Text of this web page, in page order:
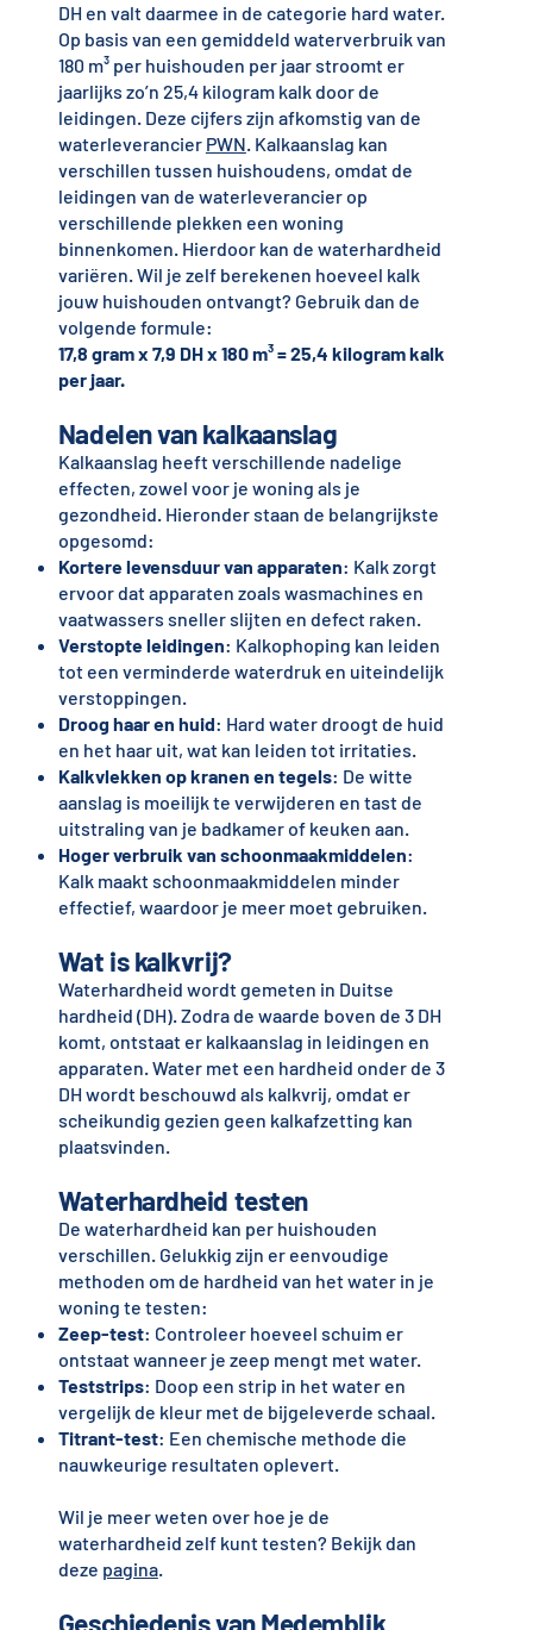
DH en valt daarmee in de categorie hard water.
Op basis van een gemiddeld waterverbruik van
180 m³ per huishouden per jaar stroomt er
jaarlijks zo’n 25,4 kilogram kalk door de
leidingen. Deze cijfers zijn afkomstig van de
waterleverancier PWN. Kalkaanslag kan
verschillen tussen huishoudens, omdat de
leidingen van de waterleverancier op
verschillende plekken een woning
binnenkomen. Hierdoor kan de waterhardheid
variëren. Wil je zelf berekenen hoeveel kalk
jouw huishouden ontvangt? Gebruik dan de
volgende formule:
17,8 gram x 7,9 DH x 180 m³ = 25,4 kilogram kalk
per jaar.
Nadelen van kalkaanslag
Kalkaanslag heeft verschillende nadelige
effecten, zowel voor je woning als je
gezondheid. Hieronder staan de belangrijkste
opgesomd:
Kortere levensduur van apparaten: Kalk zorgt
ervoor dat apparaten zoals wasmachines en
vaatwassers sneller slijten en defect raken.
Verstopte leidingen: Kalkophoping kan leiden
tot een verminderde waterdruk en uiteindelijk
verstoppingen.
Droog haar en huid: Hard water droogt de huid
en het haar uit, wat kan leiden tot irritaties.
Kalkvlekken op kranen en tegels: De witte
aanslag is moeilijk te verwijderen en tast de
uitstraling van je badkamer of keuken aan.
Hoger verbruik van schoonmaakmiddelen:
Kalk maakt schoonmaakmiddelen minder
effectief, waardoor je meer moet gebruiken.
Wat is kalkvrij?
Waterhardheid wordt gemeten in Duitse
hardheid (DH). Zodra de waarde boven de 3 DH
komt, ontstaat er kalkaanslag in leidingen en
apparaten. Water met een hardheid onder de 3
DH wordt beschouwd als kalkvrij, omdat er
scheikundig gezien geen kalkafzetting kan
plaatsvinden.
Waterhardheid testen
De waterhardheid kan per huishouden
verschillen. Gelukkig zijn er eenvoudige
methoden om de hardheid van het water in je
woning te testen:
Zeep-test: Controleer hoeveel schuim er
ontstaat wanneer je zeep mengt met water.
Teststrips: Doop een strip in het water en
vergelijk de kleur met de bijgeleverde schaal.
Titrant-test: Een chemische methode die
nauwkeurige resultaten oplevert.
Wil je meer weten over hoe je de
waterhardheid zelf kunt testen? Bekijk dan
deze pagina.
Geschiedenis van Medemblik